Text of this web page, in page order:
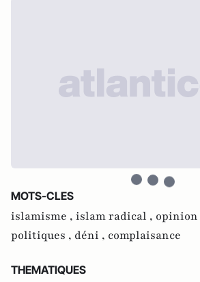
MOTS-CLES
islamisme , islam radical , opinion
politiques , déni , complaisance
THEMATIQUES